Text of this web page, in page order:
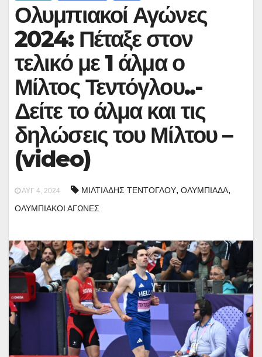
Ολυμπιακοί Αγώνες
2024: Πέταξε στον
τελικό με 1 άλμα ο
Μίλτος Τεντόγλου..-
Δείτε το άλμα και τις
δηλώσεις του Μίλτου –
(video)
ΑΥΓ 4, 2024 ΜΙΛΤΙΑΔΗΣ ΤΕΝΤΟΓΛΟΥ, ΟΛΥΜΠΙΑΔΑ,
ΟΛΥΜΠΙΑΚΟΙ ΑΓΩΝΕΣ